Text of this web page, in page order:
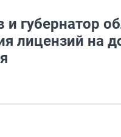
губернатор
лицензий на